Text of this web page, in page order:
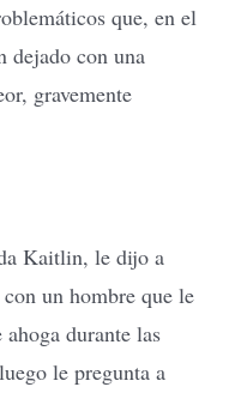
que, en el
dejado con una
gravemente
Kaitlin, le dijo a
un hombre que le
durante las
le pregunta a